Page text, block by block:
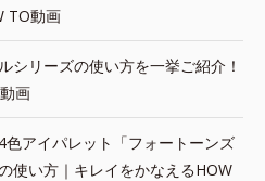
TO動画
シリーズの使い方を一挙ご紹介！
画
色アイパレット「フォートーンズ
使い方｜キレイをかなえるHOW